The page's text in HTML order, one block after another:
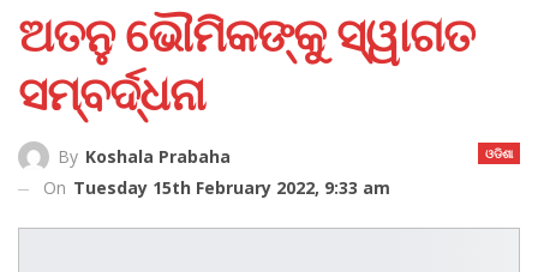
ଅତନୁ ଭୌମିକଙ୍କୁ ସ୍ୱାଗତ
ସମ୍ବର୍ଦ୍ଧନା
ଓଡିଶା
By Koshala Prabaha
On Tuesday 15th February 2022, 9:33 am